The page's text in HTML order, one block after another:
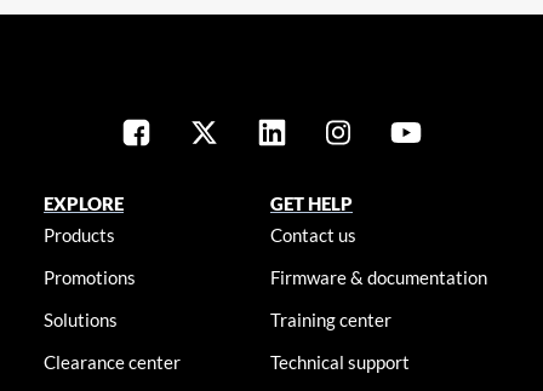
EXPLORE
Products
Promotions
Solutions
Clearance center
GET HELP
Contact us
Firmware & documentation
Training center
Technical support